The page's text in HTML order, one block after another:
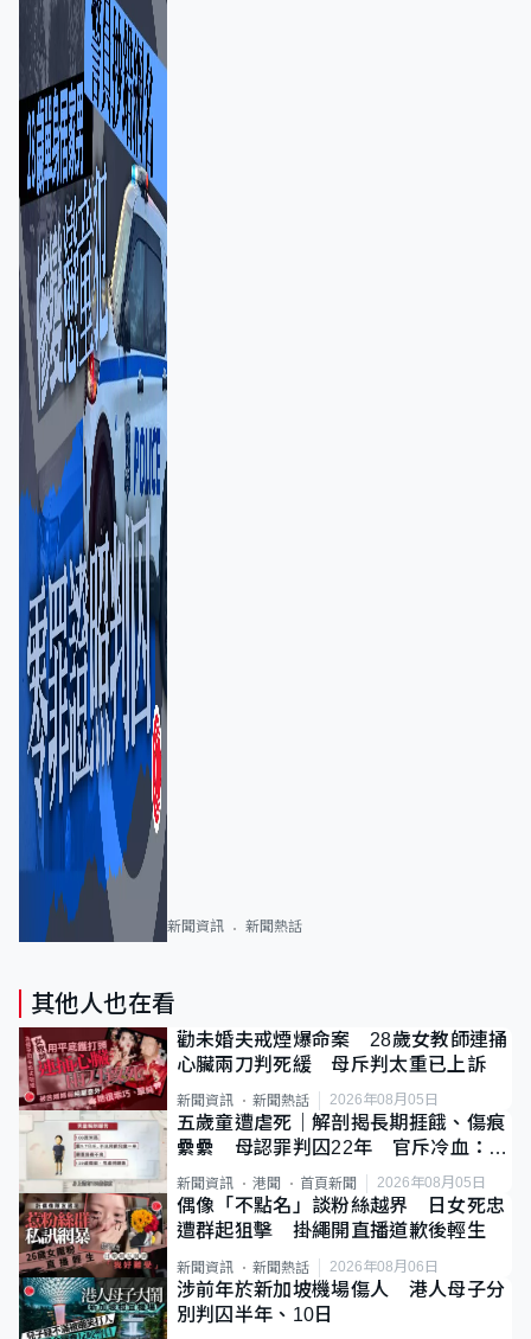
新聞資訊 新聞熱話
其他人也在看
勸未婚夫戒煙爆命案 28歲女教師連捅
心臟兩刀判死緩 母斥判太重已上訴
新聞資訊 新聞熱話 2026年08月05日
五歲童遭虐死｜解剖揭長期捱餓、傷痕
纍纍 母認罪判囚22年 官斥冷血：同
類案最惡劣
新聞資訊 港聞 首頁新聞 2026年08月05日
偶像「不點名」談粉絲越界 日女死忠
遭群起狙擊 掛繩開直播道歉後輕生
新聞資訊 新聞熱話 2026年08月06日
涉前年於新加坡機場傷人 港人母子分
別判囚半年、10日